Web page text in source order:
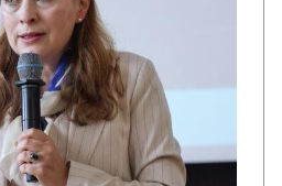
dostępność
się w nowym oknie
Zgłoś problem
, otwiera się w